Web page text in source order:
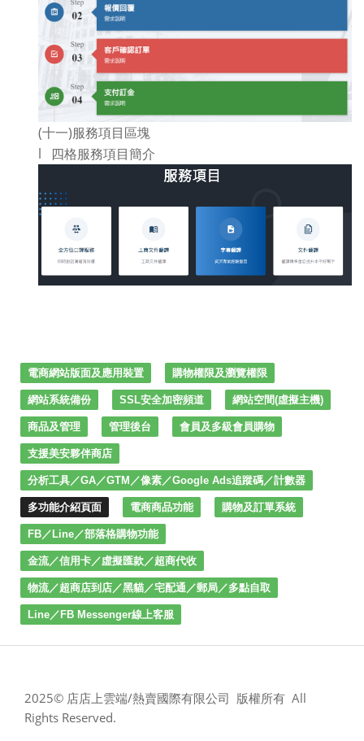
(十一)服務項目區塊
l 四格服務項目簡介
電商網站版面及應用裝置 購物權限及瀏覽權限
網站系統備份 SSL安全加密頻道 網站空間(虛擬主機)
商品及管理 管理後台 會員及多級會員購物
支援美安夥伴商店
分析工具／GA／GTM／像素／Google Ads追蹤碼／計數器
多功能介紹頁面 電商商品功能 購物及訂單系統
FB／Line／部落格購物功能
金流／信用卡／虛擬匯款／超商代收
物流／超商店到店／黑貓／宅配通／郵局／多點自取
Line／FB Messenger線上客服
2025© 店店上雲端/熱賣國際有限公司 版權所有 All
Rights Reserved.